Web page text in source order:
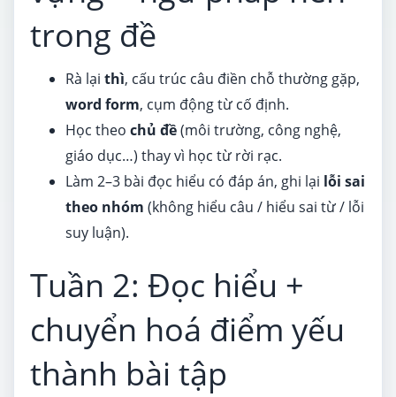
trong đề
Rà lại thì, cấu trúc câu điền chỗ thường gặp,
word form, cụm động từ cố định.
Học theo chủ đề(môi trường, công nghệ,
giáo dục…) thay vì học từ rời rạc.
Làm 2–3 bài đọc hiểu có đáp án, ghi lại lỗi sai
theo nhóm (không hiểu câu / hiểu sai từ / lỗi
suy luận).
Tuần 2: Đọc hiểu +
chuyển hoá điểm yếu
thành bài tập